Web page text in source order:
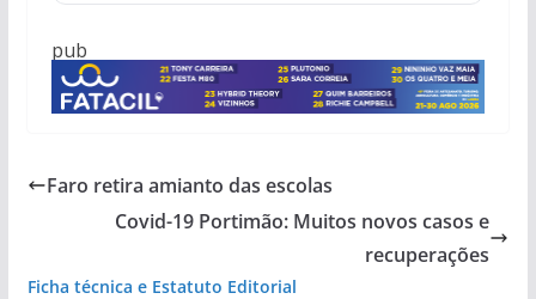
pub
Faro retira amianto das escolas
Covid-19 Portimão: Muitos novos casos e
recuperações
Ficha técnica e Estatuto Editorial